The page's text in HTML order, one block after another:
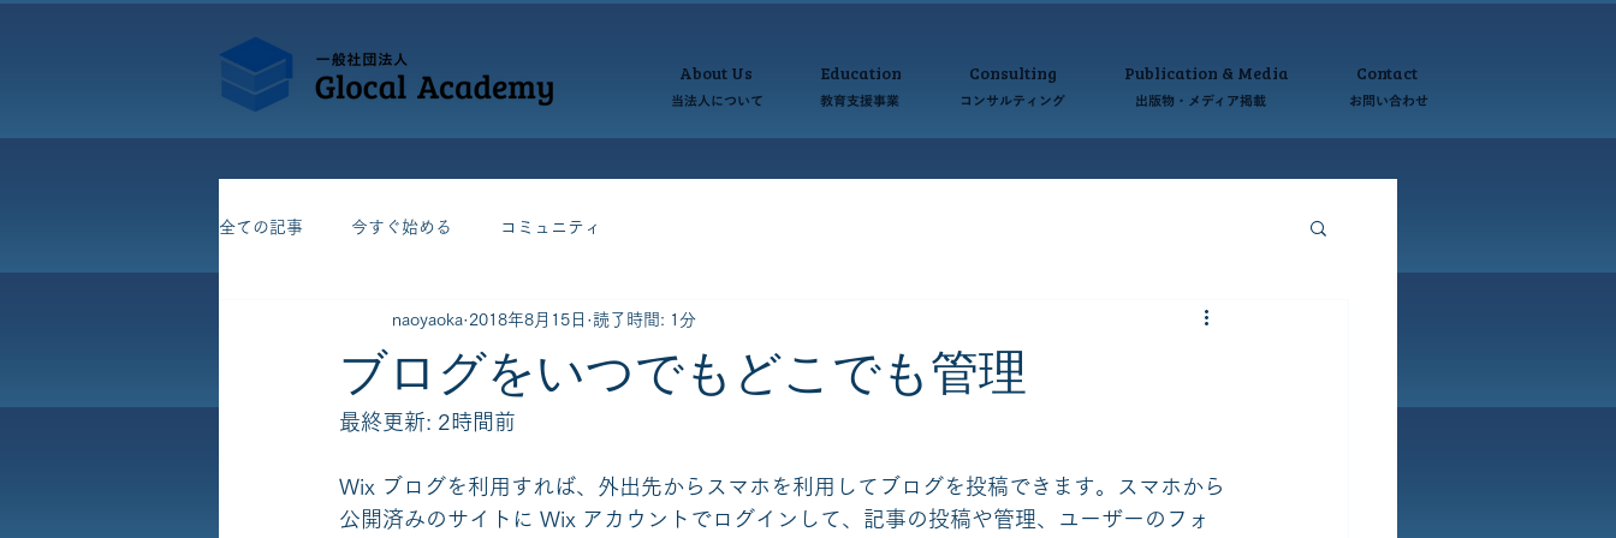
About Us Education Consulting Publication & Media Contact
当法人について 教育支援事業 コンサルティング 出版物・メディア掲載 お問い合わせ
全ての記事 今すぐ始める コミュニティ
ブログをいつでもどこでも管理
naoyaoka 2018年8月15日 読了時間: 1分
最終更新: 2時間前
Wix ブログを利用すれば、外出先からスマホを利用してブログを投稿できます。スマホから
公開済みのサイトに Wix アカウントでログインして、記事の投稿や管理、ユーザーのフォ